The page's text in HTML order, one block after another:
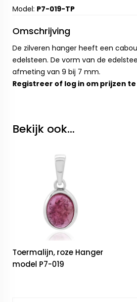
Model: P7-019-TP
Omschrijving
De zilveren hanger heeft een
edelsteen. De vorm van de
afmeting van 9 bij 7 mm.
Registreer of log in om prijzen
Bekijk ook...
Toermalijn, roze Hanger
model P7-019